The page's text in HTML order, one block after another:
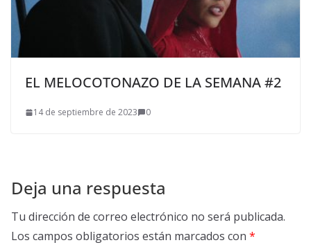
EL MELOCOTONAZO DE LA SEMANA #2
14 de septiembre de 2023 0
Deja una respuesta
Tu dirección de correo electrónico no será publicada.
Los campos obligatorios están marcados con *